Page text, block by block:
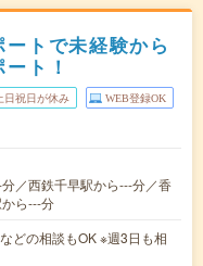
トで未経験から
ト！
日祝日が休み WEB登録OK
／西鉄千早駅から---分／香
ら---分
どの相談もOK ※週3日も相